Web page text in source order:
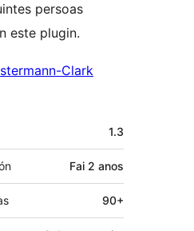
persoas
este plugin.
Clark
1.3
Fai 2 anos
90+